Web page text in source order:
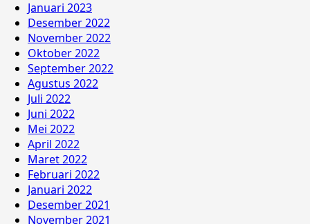
Januari 2023
Desember 2022
November 2022
Oktober 2022
September 2022
Agustus 2022
Juli 2022
Juni 2022
Mei 2022
April 2022
Maret 2022
Februari 2022
Januari 2022
Desember 2021
November 2021